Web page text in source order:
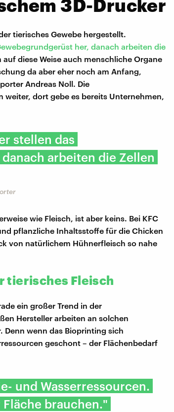
3D-Drucker
tierisches Gewebe hergestellt.
her, danach arbeiten die
diese Weise auch menschliche Organe
da aber eher noch am Anfang,
Andreas Noll. Die
dort gebe es bereits Unternehmen,
stellen das
arbeiten die Zellen
wie Fleisch, ist aber keins. Bei KFC
pflanzliche Inhaltsstoffe für die Chicken
von natürlichem Hühnerfleisch so nahe
tierisches Fleisch
ein großer Trend in der
Hersteller arbeiten an solchen
wenn das Bioprinting sich
geschont – der Flächenbedarf
und Wasserressourcen.
brauchen."